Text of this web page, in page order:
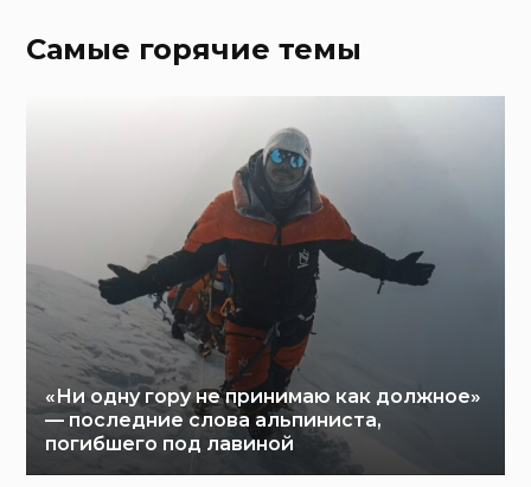
Самые горячие темы
«Ни одну гору не принимаю как должное»
— последние слова альпиниста,
погибшего под лавиной